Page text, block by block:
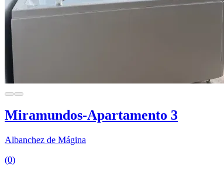
Miramundos-Apartamento 3
Albanchez de Mágina
(0)